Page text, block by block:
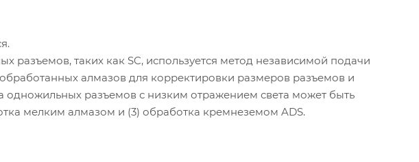
таких как SC, используется метод независимой подачи
алмазов для корректировки размеров разъемов и
разъемов с низким отражением света может быть
мелким алмазом и (3) обработка кремнеземом ADS.